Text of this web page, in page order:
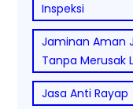
Inspeksi
Jaminan Aman
Tanpa Merusak
Jasa Anti Rayap